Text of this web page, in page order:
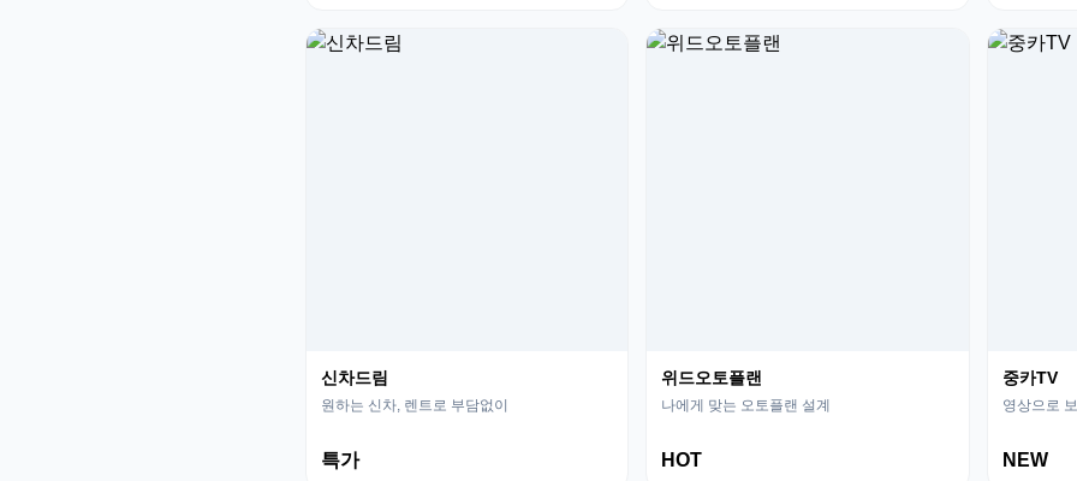
신차드림
원하는 신차, 렌트로 부담없이
특가
위드오토플랜
나에게 맞는 오토플랜 설계
HOT
중카TV
영상으로
NEW